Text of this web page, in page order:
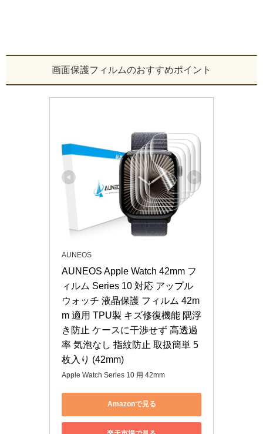
画面保護フィルムのおすすめポイント
AUNEOS
AUNEOS Apple Watch 42mm フ
ィルム Series 10 対応 アップル
ウォッチ 液晶保護 フィルム 42m
m 適用 TPU製 キズ修復機能 隅浮
き防止 ケースに干渉せず 高透過
率 気泡なし 指紋防止 取扱簡単 5
枚入り (42mm)
Apple Watch Series 10 用 42mm
Amazonで見る